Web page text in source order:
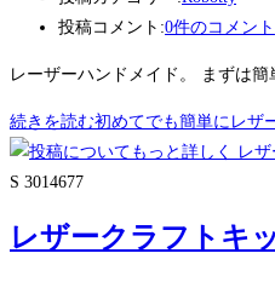
投稿コメント:0件のコメント
レーザーハンドメイド。 まずは
続きを読む初めてでも簡単にレザ
S 3014677
レザークラフトキ